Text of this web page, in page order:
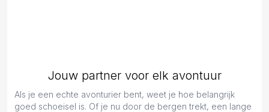
Jouw partner voor elk avontuur
Als je een echte avonturier bent, weet je hoe belangrijk
goed schoeisel is. Of je nu door de bergen trekt, een lange